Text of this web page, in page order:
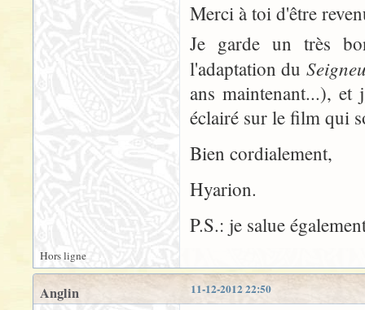
Merci à toi d'être
Je garde un très
l'adaptation du
ans maintenant...),
éclairé sur le film qui
Bien cordialement,
Hyarion.
P.S.: je salue
Hors ligne
11-12-2012 22:50
Anglin